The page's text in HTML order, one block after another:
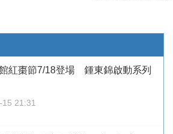
紅棗節7/18登場 鍾東錦啟動系列
21:31